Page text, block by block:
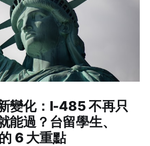
變化：I-485 不再只
能過？台留學生、
6 大重點